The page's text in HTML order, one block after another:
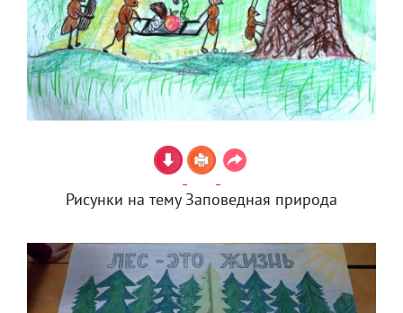
Рисунки на тему Заповедная природа